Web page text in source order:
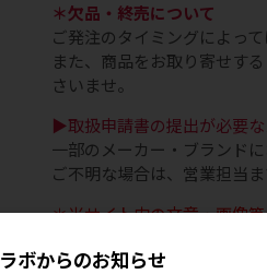
＊欠品・終売について
ご発注のタイミングによっ
また、商品をお取り寄せす
さいませ。
▶取扱申請書の提出が必要
一部のメーカー・ブランド
ご不明な場合は、営業担当
＊当サイト内の文章・画像
ボからのお知らせ